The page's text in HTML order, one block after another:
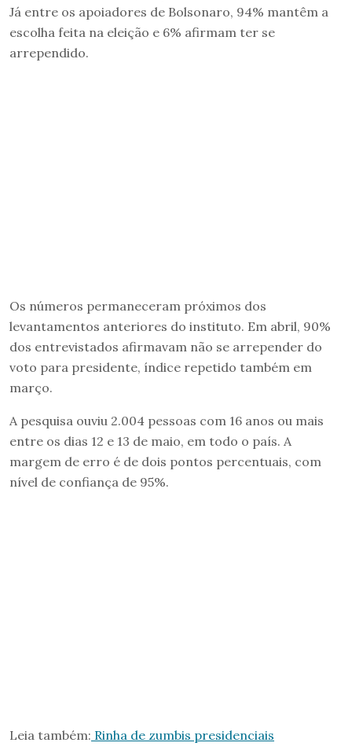
Já entre os apoiadores de Bolsonaro, 94% mantêm a
escolha feita na eleição e 6% afirmam ter se
arrependido.
Os números permaneceram próximos dos
levantamentos anteriores do instituto. Em abril, 90%
dos entrevistados afirmavam não se arrepender do
voto para presidente, índice repetido também em
março.
A pesquisa ouviu 2.004 pessoas com 16 anos ou mais
entre os dias 12 e 13 de maio, em todo o país. A
margem de erro é de dois pontos percentuais, com
nível de confiança de 95%.
Leia também: Rinha de zumbis presidenciais